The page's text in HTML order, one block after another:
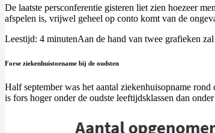
De laatste persconferentie gisteren liet zien hoezeer
afspelen is, vrijwel geheel op conto komt van de
Leestijd: 4 minutenAan de hand van twee grafieken
Forse ziekenhuistoename bij de oudsten
Half september was het aantal ziekenhuisopname
is fors hoger onder de oudste leeftijdsklassen dan